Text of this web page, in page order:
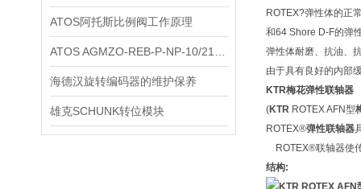
ATOS阿托斯比例阀工作原理
海德汉旋转编码器的维护保养
雄克SCHUNK转位模块
ROTEX?弹性体的正
和64 Shore D-F的弹
弹性体耐磨、抗油、
由于具有良好的内部
KTR梅花弹性联轴器
(KTR ROTEX AFN型
ROTEX®弹性联轴器
ROTEX®联轴器使
结构: